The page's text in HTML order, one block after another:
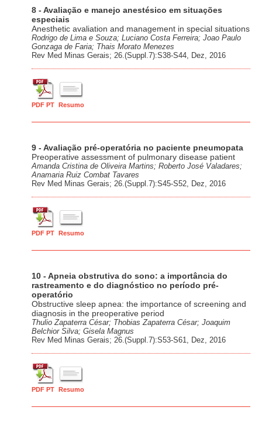
8 - Avaliação e manejo anestésico em situações
especiais
Anesthetic avaliation and management in special situations
Rodrigo de Lima e Souza; Luciano Costa Ferreira; Joao Paulo
Gonzaga de Faria; Thais Morato Menezes
Rev Med Minas Gerais; 26.(Suppl.7):S38-S44, Dez, 2016
PDF PT Resumo
9 - Avaliação pré-operatória no paciente pneumopata
Preoperative assessment of pulmonary disease patient
Amanda Cristina de Oliveira Martins; Roberto José Valadares;
Anamaria Ruiz Combat Tavares
Rev Med Minas Gerais; 26.(Suppl.7):S45-S52, Dez, 2016
PDF PT Resumo
10 - Apneia obstrutiva do sono: a importância do
rastreamento e do diagnóstico no período pré-
operatório
Obstructive sleep apnea: the importance of screening and
diagnosis in the preoperative period
Thulio Zapaterra César; Thobias Zapaterra César; Joaquim
Belchior Silva; Gisela Magnus
Rev Med Minas Gerais; 26.(Suppl.7):S53-S61, Dez, 2016
PDF PT Resumo